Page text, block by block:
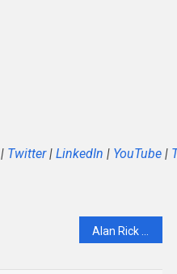
|Twitter|LinkedIn |YouTube|